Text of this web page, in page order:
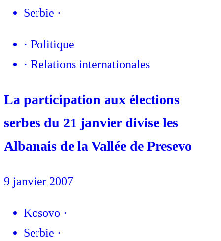
Serbie ·
· Politique
· Relations internationales
La participation aux élections
serbes du 21 janvier divise les
Albanais de la Vallée de Presevo
9 janvier 2007
Kosovo ·
Serbie ·